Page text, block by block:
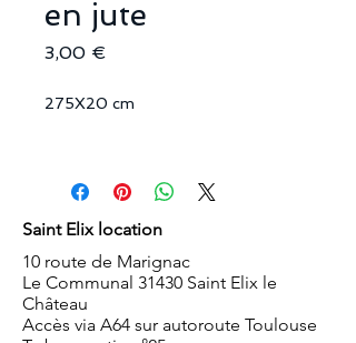
en jute
3,00 €
275X20 cm
Saint Elix location
10 route de Marignac
Le Communal 31430 Saint Elix le
Château
Accès via A64 sur autoroute Toulouse